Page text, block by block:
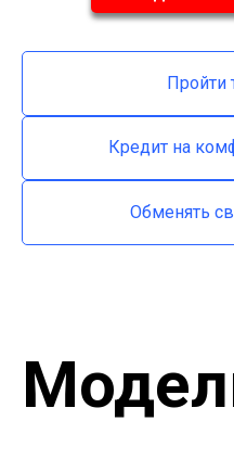
Пройти
Кредит на
Обменять